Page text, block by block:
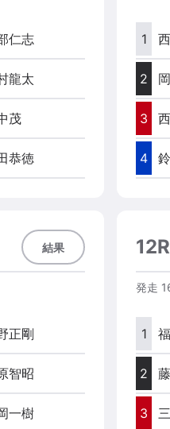
仁志
龍太
茂
恭徳
1
2
3
4
結果
正剛
智昭
一樹
発走
1
2
3